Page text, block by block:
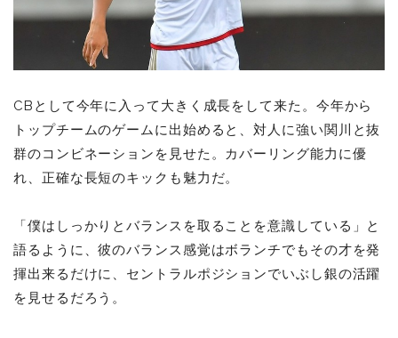
CBとして今年に入って大きく成長をして来た。今年から
トップチームのゲームに出始めると、対人に強い関川と抜
群のコンビネーションを見せた。カバーリング能力に優
れ、正確な長短のキックも魅力だ。
「僕はしっかりとバランスを取ることを意識している」と
語るように、彼のバランス感覚はボランチでもその才を発
揮出来るだけに、セントラルポジションでいぶし銀の活躍
を見せるだろう。